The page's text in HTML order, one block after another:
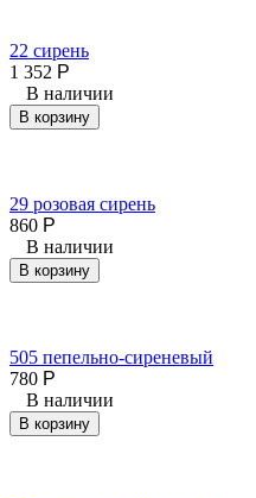
22 сирень
1 352 Р
В наличии
В корзину
29 розовая сирень
860 Р
В наличии
В корзину
505 пепельно-сиреневый
780 Р
В наличии
В корзину